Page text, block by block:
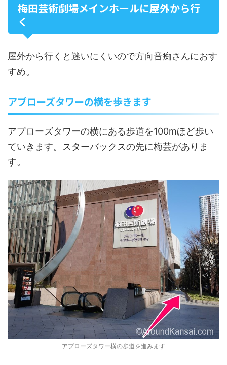
梅田芸術劇場メインホールに屋外から行
く
屋外から行くと迷いにくいので方向音痴さんにおす
すめ。
アプローズタワーの横を歩きます
アプローズタワーの横にある歩道を100mほど歩い
ていきます。スターバックスの先に梅芸がありま
す。
アプローズタワー横の歩道を進みます